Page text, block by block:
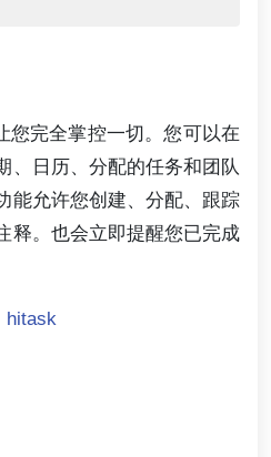
您完全掌控一切。您可以在
、日历、分配的任务和团队
能允许您创建、分配、跟踪
释。也会立即提醒您已完成